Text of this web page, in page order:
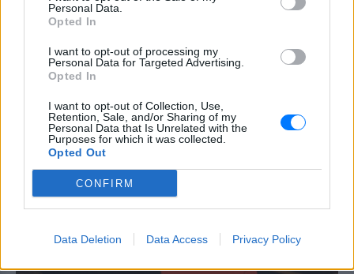
Personal Data.
Opted In
I want to opt-out of processing my
Personal Data for Targeted Advertising.
Opted In
I want to opt-out of Collection, Use,
Retention, Sale, and/or Sharing of my
Personal Data that Is Unrelated with the
Purposes for which it was collected.
Opted Out
CONFIRM
Data Deletion Data Access Privacy Policy
μεγάλης οικογένειας της Φίνος Φιλμ,
αναφέρεται χαρακτηριστικά
λαγοκέφαλο στο χέρι
ΣΉΜΕΡΑ
στη θάλασσα